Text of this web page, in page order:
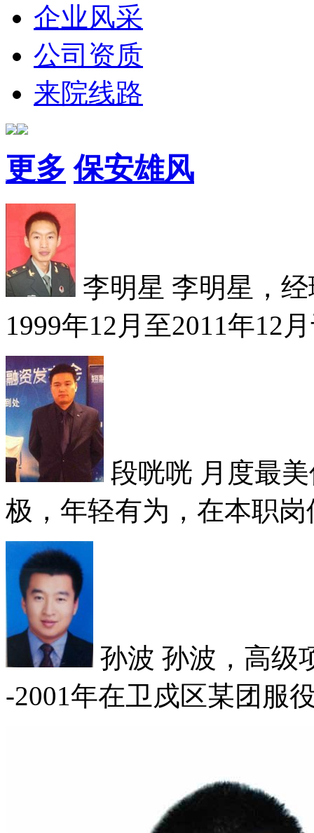
企业风采
公司资质
来院线路
更多 保安雄风
李明星 李明星，
1999年12月至2011年12
段咣咣 月度最
极，年轻有为，在本职
孙波 孙波，高级
-2001年在卫戍区某团服